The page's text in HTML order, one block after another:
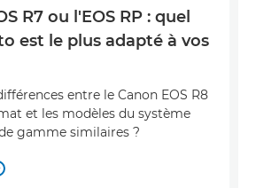
R7 ou l'EOS RP : quel
est le plus adapté à vos
entre le Canon EOS R8
et les modèles du système
gamme similaires ?